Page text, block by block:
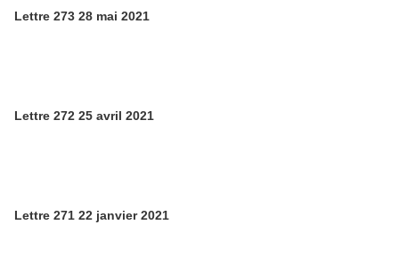
Lettre 273 28 mai 2021
Lettre 272 25 avril 2021
Lettre 271 22 janvier 2021